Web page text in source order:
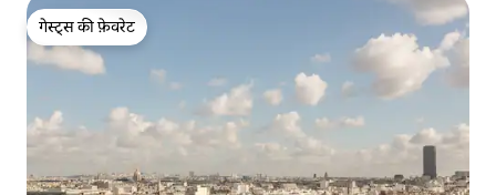
गेस्ट्स की फ़ेवरेट
गेस्ट्स की फ़ेवरेट